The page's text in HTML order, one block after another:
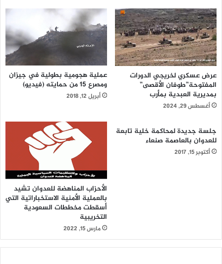
فيما قدم رئيس قطاع التلفزيون شرح عن سير الأداء الإعلامي
والبرامجي في القناة وكذا الصعوبات التي تواجهها في الجوانب
المالية والإدارية والفنية وأبرزها شحة المخصصات المالية وكذا
تدهور الأجهزة والمعدات الفنية، ما يستدعي تضافر الجهود لحل
تلك المشاكل.
عرض عسكري لخريجي الدورات
المفتوحة”طوفان الأقصى”
بمديرية العبدية بمأرب
أغسطس 29, 2024
عملية هجومية بطولية في جيزان
ومصرع 15 من حمايته (فيديو)
أبريل 12, 2018
جلسة جديدة لمحاكمة خلية تابعة
للعدوان بالعاصمة صنعاء
أكتوبر 15, 2017
الأحزاب المناهضة للعدوان تشيد
بالعملية الأمنية الاستخباراتية التي
أسقطت مخططات السعودية
التخريبية
مارس 15, 2022